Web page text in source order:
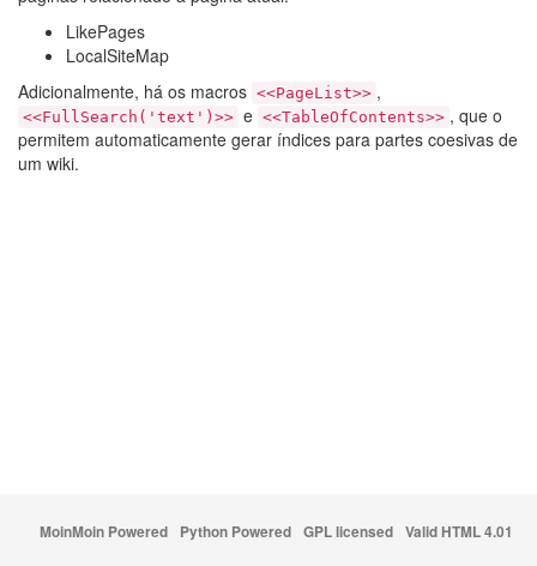
LikePages
LocalSiteMap
Adicionalmente, há os macros <<PageList>> ,
<<FullSearch('text')>> e <<TableOfContents>> , que o
permitem automaticamente gerar índices para partes coesivas de
um wiki.
MoinMoin Powered Python Powered GPL licensed Valid HTML 4.01